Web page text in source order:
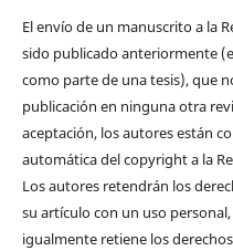
El envío de un manuscrito a la
sido publicado anteriormente
como parte de una tesis), que
publicación en ninguna otra
aceptación, los autores están
automática del copyright a la
Los autores retendrán los
su artículo con un uso
igualmente retiene los